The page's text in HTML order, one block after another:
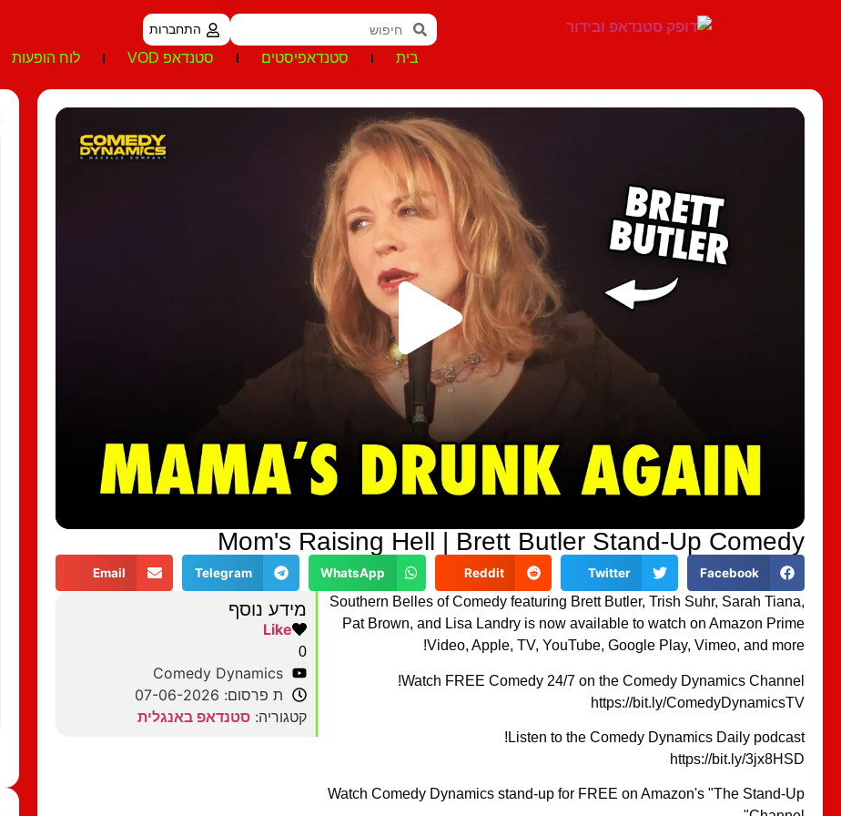
התחברות
בית סטנדאפיסטים סטנדאפ VOD לוח הופעות
Mom's Raising Hell | Brett Butler Stand-Up Comedy
Facebook
Twitter
Reddit
WhatsApp
Telegram
Email
Southern Belles of Comedy featuring Brett Butler, Trish Suhr, Sarah Tiana,
Pat Brown, and Lisa Landry is now available to watch on Amazon Prime
Video, Apple, TV, YouTube, Google Play, Vimeo, and more!
Watch FREE Comedy 24/7 on the Comedy Dynamics Channel!
https://bit.ly/ComedyDynamicsTV
Listen to the Comedy Dynamics Daily podcast!
https://bit.ly/3jx8HSD
Watch Comedy Dynamics stand-up for FREE on Amazon's "The Stand-Up
מידע נוסף
Like
0
Comedy Dynamics
ת פרסום: 07-06-2026
קטגוריה: סטנדאפ באנגלית